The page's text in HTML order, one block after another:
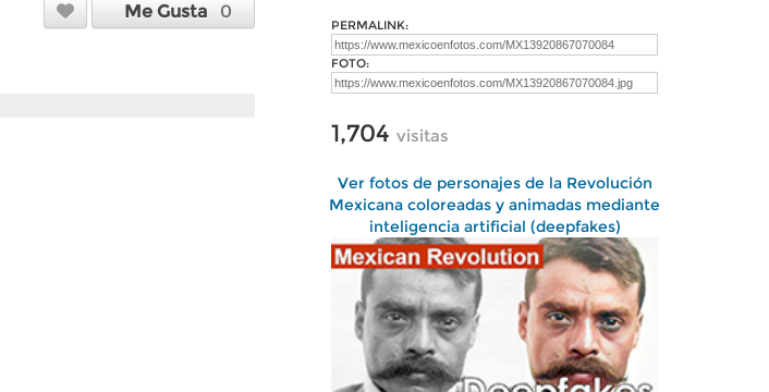
Me Gusta 0
PERMALINK:
FOTO:
1,704 visitas
Ver fotos de personajes de la Revolución
Mexicana coloreadas y animadas mediante
inteligencia artificial (deepfakes)